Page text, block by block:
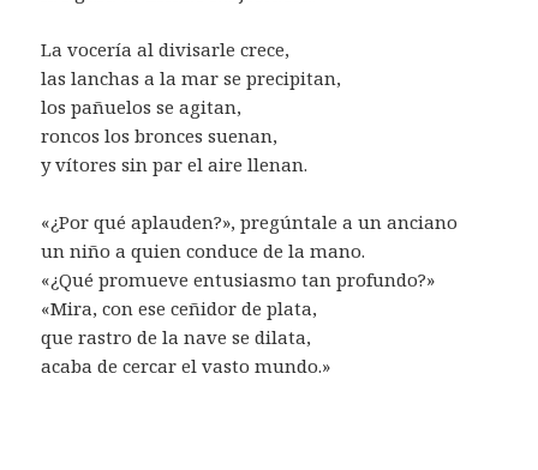
La vocería al divisarle crece,
las lanchas a la mar se precipitan,
los pañuelos se agitan,
roncos los bronces suenan,
y vítores sin par el aire llenan.
«¿Por qué aplauden?», pregúntale a un anciano
un niño a quien conduce de la mano.
«¿Qué promueve entusiasmo tan profundo?»
«Mira, con ese ceñidor de plata,
que rastro de la nave se dilata,
acaba de cercar el vasto mundo.»